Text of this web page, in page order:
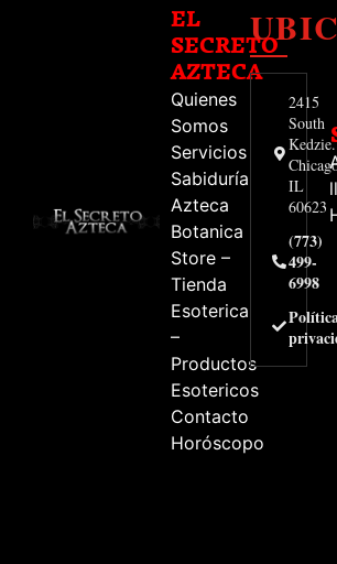
EL
SECRETO
AZTECA
Quienes
Somos
Servicios
Sabiduría
Azteca
Botanica
Store –
Tienda
Esoterica
–
Productos
Esotericos
Contacto
Horóscopo
2415
South
Kedzie.
IL
60623
(773)
499-
6998